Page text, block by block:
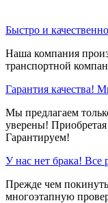
Быстро и
Наша компания
транспортной
Гарантия качества!
Мы предлагаем
уверены!
Гарантируем!
У нас нет брака! Все
Прежде чем
многоэтапную